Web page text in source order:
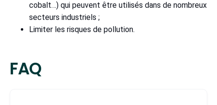
cobalt…) qui peuvent être utilisés dans de nombreux
secteurs industriels ;
Limiter les risques de pollution.
FAQ